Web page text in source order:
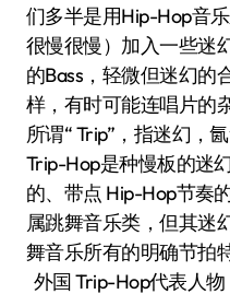
们多半是用Hip-Hop音
很慢很慢）加入一些迷
的Bass，轻微但迷幻的
样，有时可能连唱片的
所谓“ Trip”，指迷幻，
Trip-Hop是种慢板的迷
的、带点 Hip-Hop节奏
属跳舞音乐类，但其迷
舞音乐所有的明确节拍
外国 Trip-Hop代表人